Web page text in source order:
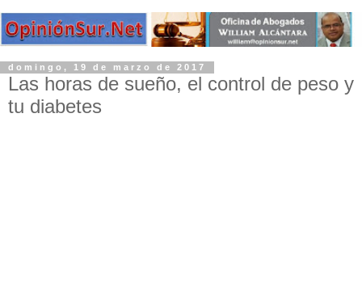
domingo, 19 de marzo de 2017
Las horas de sueño, el control de peso y
tu diabetes